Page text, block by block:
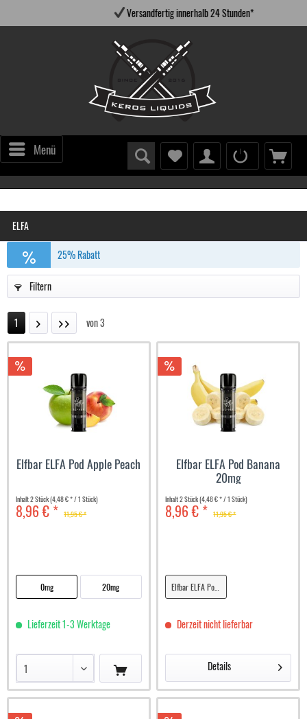
Versandfertig innerhalb 24 Stunden*
Menü
ELFA
25% Rabatt
Filtern
1 von3
Elfbar ELFA Pod Apple Peach
Inhalt2 Stück(4,48 € * / 1 Stück)
8,96 € * 11,95 € *
0mg 20mg
Lieferzeit 1-3 Werktage
Elfbar ELFA Pod Banana
20mg
Inhalt2 Stück(4,48 € * / 1 Stück)
8,96 € * 11,95 € *
Derzeit nicht lieferbar
Details